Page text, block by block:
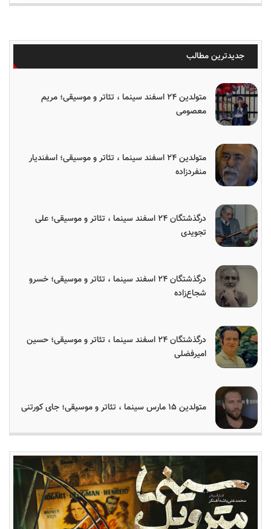
جدیدترین مطالب
متولدین ۲۴ اسفند سینما ، تئاتر و موسیقی؛ مریم
معصومی
متولدین ۲۴ اسفند سینما ، تئاتر و موسیقی؛ اسفندیار
منفردزاده
درگذشتگان ۲۴ اسفند سینما ، تئاتر و موسیقی؛ علی
تجویدی
درگذشتگان ۲۴ اسفند سینما ، تئاتر و موسیقی؛ خسرو
شجاع‌زاده
درگذشتگان ۲۴ اسفند سینما ، تئاتر و موسیقی؛ حسین
امیرفضلی
متولدین ۱۵ مارس سینما ، تئاتر و موسیقی؛ جای کورتنی